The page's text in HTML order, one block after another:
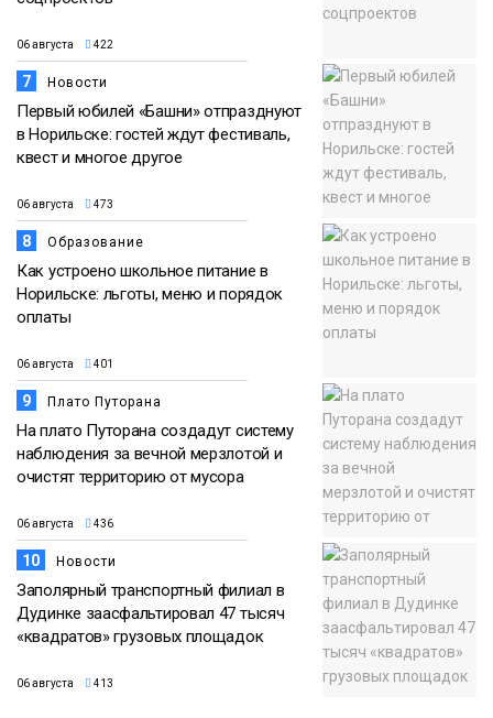
06 августа 422
7 Новости
Первый юбилей «Башни» отпразднуют
в Норильске: гостей ждут фестиваль,
квест и многое другое
06 августа 473
8 Образование
Как устроено школьное питание в
Норильске: льготы, меню и порядок
оплаты
06 августа 401
9 Плато Путорана
На плато Путорана создадут систему
наблюдения за вечной мерзлотой и
очистят территорию от мусора
06 августа 436
10 Новости
Заполярный транспортный филиал в
Дудинке заасфальтировал 47 тысяч
«квадратов» грузовых площадок
06 августа 413